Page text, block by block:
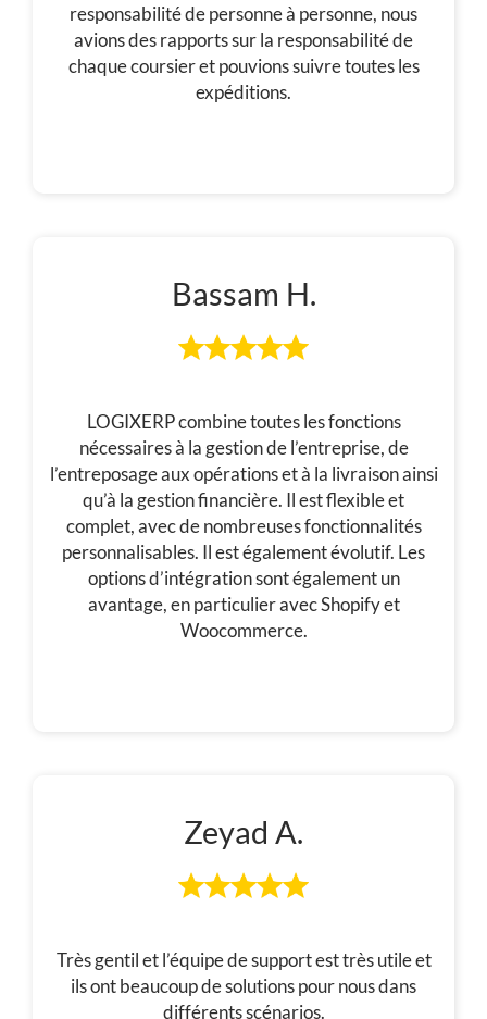
responsabilité de personne à personne, nous
avions des rapports sur la responsabilité de
chaque coursier et pouvions suivre toutes les
expéditions.
Bassam H.
LOGIXERP combine toutes les fonctions
nécessaires à la gestion de l’entreprise, de
l’entreposage aux opérations et à la livraison ainsi
qu’à la gestion financière. Il est flexible et
complet, avec de nombreuses fonctionnalités
personnalisables. Il est également évolutif. Les
options d’intégration sont également un
avantage, en particulier avec Shopify et
Woocommerce.
Zeyad A.
Très gentil et l’équipe de support est très utile et
ils ont beaucoup de solutions pour nous dans
différents scénarios.